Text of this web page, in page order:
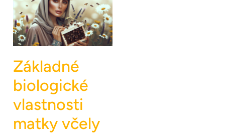
Základné
biologické
vlastnosti
matky včely